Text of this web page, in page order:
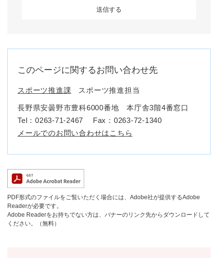
このページに関するお問い合わせ先
スポーツ推進課 スポーツ推進担当
長野県安曇野市豊科6000番地 本庁舎3階4番窓口
Tel：0263-71-2467
Fax：0263‐72‐1340
メールでのお問い合わせはこちら
PDF形式のファイルをご覧いただく場合には、Adobe社が提供するAdobe
Readerが必要です。
Adobe Readerをお持ちでない方は、バナーのリンク先からダウンロードして
ください。（無料）